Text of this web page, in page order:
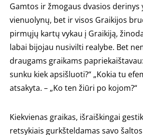
Gamtos ir žmogaus dvasios derinys
vienuolynų, bet ir visos Graikijos
pirmųjų kartų vykau į Graikiją,
labai bijojau nusivilti realybe. Bet
draugams graikams
sunku kiek apsišluoti?“ „Kokia tu
atsakyta. – „Ko ten žiūri po kojom?“
Kiekvienas graikas, išraiškingai
retsykiais gurkšteldamas savo